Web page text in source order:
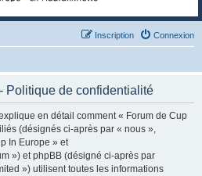
Connexion
Inscription
Politique de confidentialité
en détail comment « Forum de Cup
(désignés ci-après par « nous »,
In Europe » et
») et phpBB (désigné ci-après par
») utilisent toutes les informations